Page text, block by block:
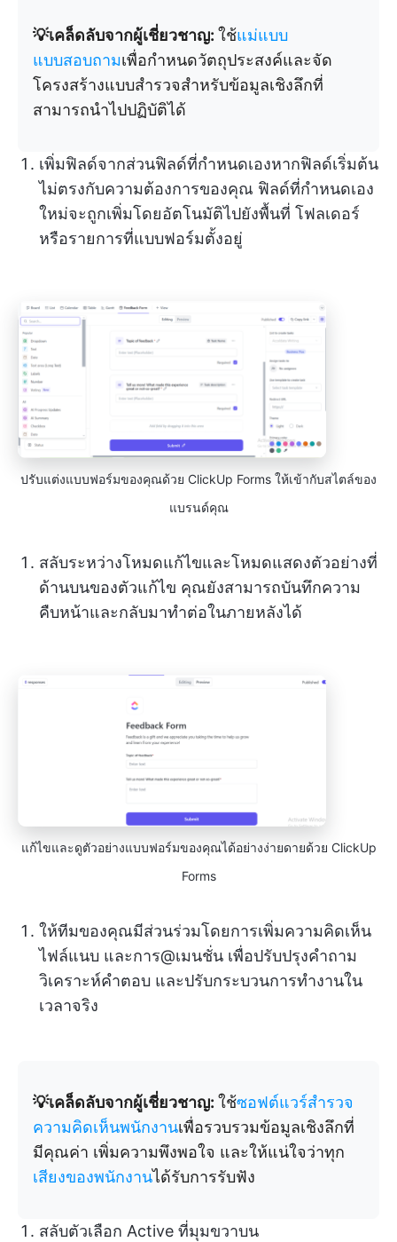
💡เคล็ดลับจากผู้เชี่ยวชาญ: ใช้แม่แบบ
แบบสอบถามเพื่อกำหนดวัตถุประสงค์และจัด
โครงสร้างแบบสำรวจสำหรับข้อมูลเชิงลึกที่
สามารถนำไปปฏิบัติได้
เพิ่มฟิลด์จากส่วนฟิลด์ที่กำหนดเองหากฟิลด์เริ่มต้น
ไม่ตรงกับความต้องการของคุณ ฟิลด์ที่กำหนดเอง
ใหม่จะถูกเพิ่มโดยอัตโนมัติไปยังพื้นที่ โฟลเดอร์
หรือรายการที่แบบฟอร์มตั้งอยู่
ปรับแต่งแบบฟอร์มของคุณด้วย ClickUp Forms ให้เข้ากับสไตล์ของ
แบรนด์คุณ
สลับระหว่างโหมดแก้ไขและโหมดแสดงตัวอย่างที่
ด้านบนของตัวแก้ไข คุณยังสามารถบันทึกความ
คืบหน้าและกลับมาทำต่อในภายหลังได้
แก้ไขและดูตัวอย่างแบบฟอร์มของคุณได้อย่างง่ายดายด้วย ClickUp
Forms
ให้ทีมของคุณมีส่วนร่วมโดยการเพิ่มความคิดเห็น
ไฟล์แนบ และการ@เมนชั่น เพื่อปรับปรุงคำถาม
วิเคราะห์คำตอบ และปรับกระบวนการทำงานใน
เวลาจริง
💡เคล็ดลับจากผู้เชี่ยวชาญ: ใช้ซอฟต์แวร์สำรวจ
ความคิดเห็นพนักงานเพื่อรวบรวมข้อมูลเชิงลึกที่
มีคุณค่า เพิ่มความพึงพอใจ และให้แน่ใจว่าทุก
เสียงของพนักงานได้รับการรับฟัง
สลับตัวเลือก Active ที่มุมขวาบน